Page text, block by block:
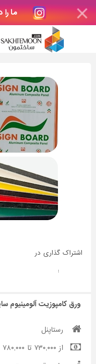
ما
اشتراک گذاری در
:
ورق کامپوزیت آلومینیوم
رستاپنل
از ۷۳۰,۰۰۰ تا ۷۸۰,۰۰۰ تومان